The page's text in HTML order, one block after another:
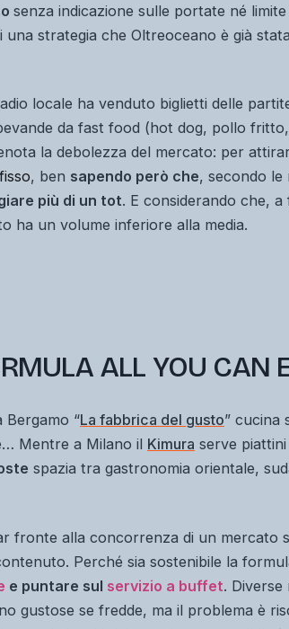
senza indicazione sulle portate né
strategia che Oltreoceano è già
locale ha venduto biglietti delle
da fast food (hot dog, pollo
la debolezza del mercato: per
, ben sapendo però che, secondo le
più di un tot. E considerando che,
ha un volume inferiore alla media.
ALL YOU CAN
Bergamo “La fabbrica del gusto” cucina
Mentre a Milano il Kimura serve
spazia tra gastronomia orientale,
fronte alla concorrenza di un mercato
Perché sia sostenibile la
e puntare sul servizio a buffet. Diverse
gustose se fredde, ma il problema è